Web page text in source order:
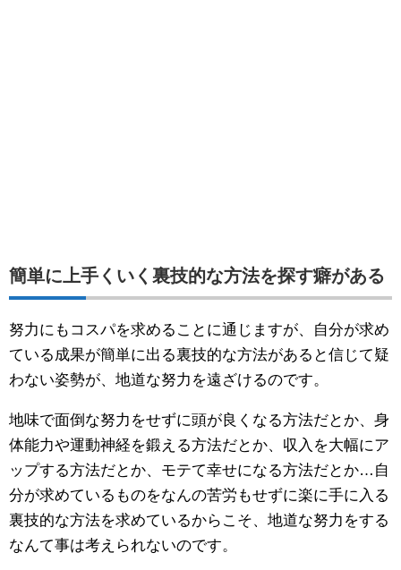
簡単に上手くいく裏技的な方法を探す癖がある
努力にもコスパを求めることに通じますが、自分が求め
ている成果が簡単に出る裏技的な方法があると信じて疑
わない姿勢が、地道な努力を遠ざけるのです。
地味で面倒な努力をせずに頭が良くなる方法だとか、身
体能力や運動神経を鍛える方法だとか、収入を大幅にア
ップする方法だとか、モテて幸せになる方法だとか…自
分が求めているものをなんの苦労もせずに楽に手に入る
裏技的な方法を求めているからこそ、地道な努力をする
なんて事は考えられないのです。